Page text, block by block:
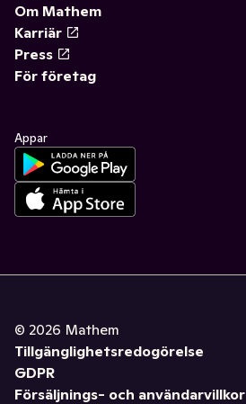
Om Mathem
Karriär
Press
För företag
Appar
© 2026 Mathem
Tillgänglighetsredogörelse
GDPR
Försäljnings- och användarvillkor